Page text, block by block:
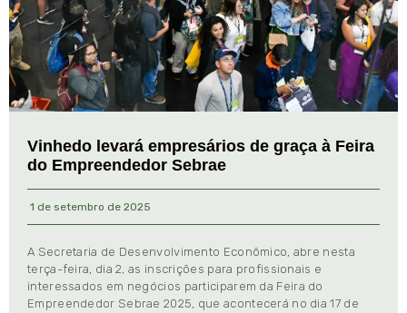
Vinhedo levará empresários de graça à Feira
do Empreendedor Sebrae
1 de setembro de 2025
A Secretaria de Desenvolvimento Econômico, abre nesta
terça-feira, dia 2, as inscrições para profissionais e
interessados em negócios participarem da Feira do
Empreendedor Sebrae 2025, que acontecerá no dia 17 de